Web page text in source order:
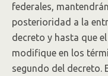
federales,
posterioridad a la
decreto y hasta que
modifique en los
segundo del decreto.